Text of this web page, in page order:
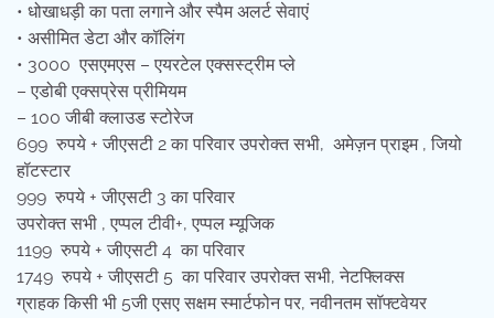
• धोखाधड़ी का पता लगाने और स्पैम अलर्ट सेवाएं
• असीमित डेटा और कॉलिंग
• 3000 एसएमएस – एयरटेल एक्सस्ट्रीम प्ले
– एडोबी एक्सप्रेस प्रीमियम
– 100 जीबी क्लाउड स्टोरेज
699 रुपये + जीएसटी 2 का परिवार उपरोक्त सभी, अमेज़न प्राइम , जियो
हॉटस्टार
999 रुपये + जीएसटी 3 का परिवार
उपरोक्त सभी , एप्पल टीवी+, एप्पल म्यूजिक
1199 रुपये + जीएसटी 4 का परिवार
1749 रुपये + जीएसटी 5 का परिवार उपरोक्त सभी, नेटफ्लिक्स
ग्राहक किसी भी 5जी एसए सक्षम स्मार्टफोन पर, नवीनतम सॉफ्टवेयर